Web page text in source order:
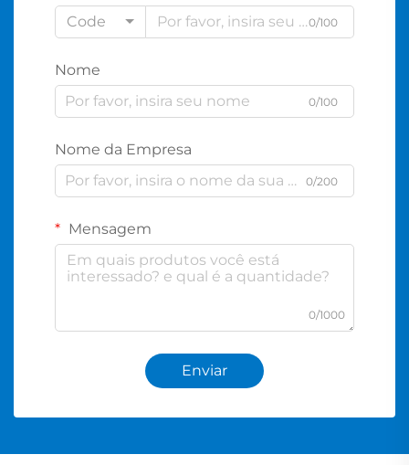
Code
0/100
Nome
0/100
Nome da Empresa
0/200
Mensagem
0/1000
Enviar